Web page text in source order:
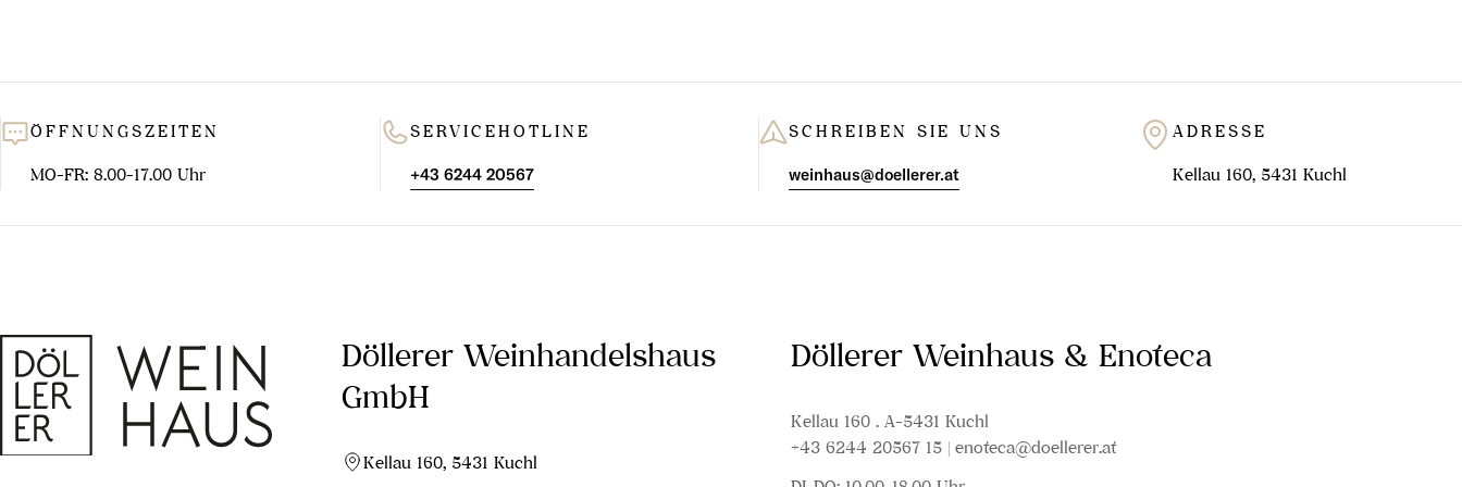
bezeichnet wird, doch ist sie auch in anderen Weinbauländern bekannt, dort allerdings unter
der Bezeichnung Grenache (Frankreich) oder Garnacha (Spanien). Trotz dieser besonderen
roten Rebsorte dominiert auf Sardinien der Weißwein. Vermentino und Nuragus sind die Basis
ÖFFNUNGSZEITEN
MO-FR: 8.00-17.00 Uhr
SERVICEHOTLINE
+43 6244 20567
SCHREIBEN SIE UNS
weinhaus@doellerer.at
ADRESSE
Kellau 160, 5431 Kuchl
Döllerer Weinhandelshaus
GmbH
Kellau 160, 5431 Kuchl
Döllerer Weinhaus & Enoteca
Kellau 160 . A-5431 Kuchl
+43 6244 20567 15 | enoteca@doellerer.at